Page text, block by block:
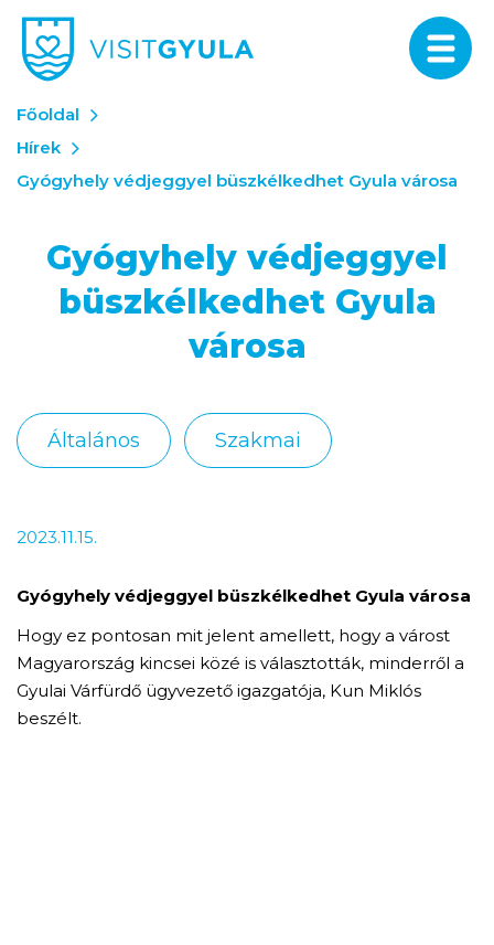
Főoldal
Hírek
​Gyógyhely védjeggyel büszkélkedhet Gyula városa
​Gyógyhely védjeggyel
büszkélkedhet Gyula
városa
Általános Szakmai
2023.11.15.
Gyógyhely védjeggyel büszkélkedhet Gyula városa
Hogy ez pontosan mit jelent amellett, hogy a várost
Magyarország kincsei közé is választották, minderről a
Gyulai Várfürdő ügyvezető igazgatója, Kun Miklós
beszélt.